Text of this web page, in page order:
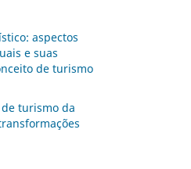
aspectos
e suas
de turismo
turismo da